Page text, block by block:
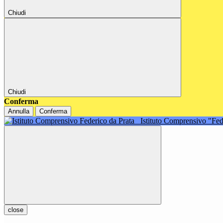
Chiudi
Chiudi
Conferma
Annulla Conferma
Istituto Comprensivo
close